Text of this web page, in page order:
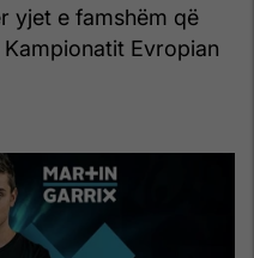
yjet e famshëm që
Evropian